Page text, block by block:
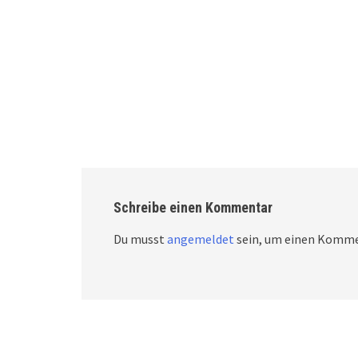
Schreibe einen Kommentar
Du musst angemeldet sein, um einen